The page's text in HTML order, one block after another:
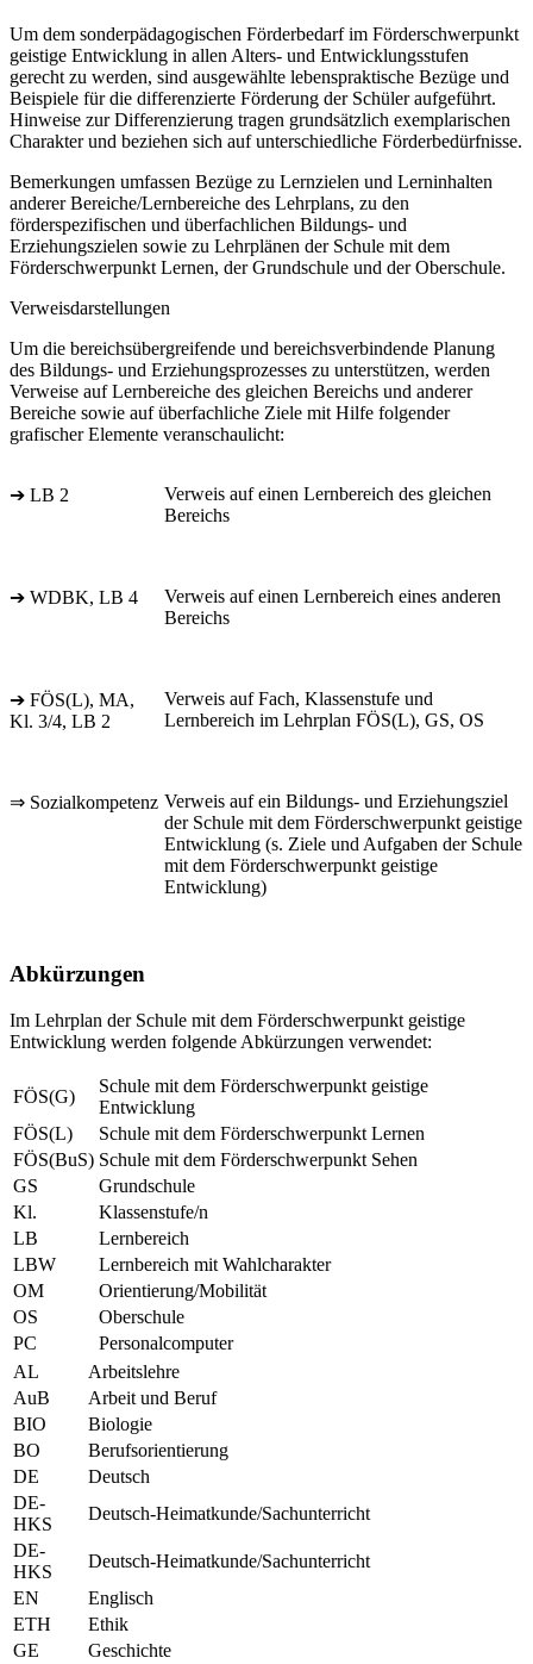
Um dem sonderpädagogischen Förderbedarf im Förderschwerpunkt
geistige Entwicklung in allen Alters- und Entwicklungsstufen
gerecht zu werden, sind ausgewählte lebenspraktische Bezüge und
Beispiele für die differenzierte Förderung der Schüler aufgeführt.
Hinweise zur Differenzierung tragen grundsätzlich exemplarischen
Charakter und beziehen sich auf unterschiedliche Förderbedürfnisse.
Bemerkungen umfassen Bezüge zu Lernzielen und Lerninhalten
anderer Bereiche/Lernbereiche des Lehrplans, zu den
förderspezifischen und überfachlichen Bildungs- und
Erziehungszielen sowie zu Lehrplänen der Schule mit dem
Förderschwerpunkt Lernen, der Grundschule und der Oberschule.
Verweisdarstellungen
Um die bereichsübergreifende und bereichsverbindende Planung
des Bildungs- und Erziehungsprozesses zu unterstützen, werden
Verweise auf Lernbereiche des gleichen Bereichs und anderer
Bereiche sowie auf überfachliche Ziele mit Hilfe folgender
grafischer Elemente veranschaulicht:
➔ LB 2
Verweis auf einen Lernbereich des gleichen
Bereichs
➔ WDBK, LB 4
Verweis auf einen Lernbereich eines anderen
Bereichs
➔ FÖS(L), MA,
Kl. 3/4, LB 2
Verweis auf Fach, Klassenstufe und
Lernbereich im Lehrplan FÖS(L), GS, OS
⇒ Sozialkompetenz Verweis auf ein Bildungs- und Erziehungsziel
der Schule mit dem Förderschwerpunkt geistige
Entwicklung (s. Ziele und Aufgaben der Schule
mit dem Förderschwerpunkt geistige
Entwicklung)
Abkürzungen
Im Lehrplan der Schule mit dem Förderschwerpunkt geistige
Entwicklung werden folgende Abkürzungen verwendet:
FÖS(G)
Schule mit dem Förderschwerpunkt geistige
Entwicklung
FÖS(L)
Schule mit dem Förderschwerpunkt Lernen
FÖS(BuS) Schule mit dem Förderschwerpunkt Sehen
GS
Grundschule
Kl.
Klassenstufe/n
LB
Lernbereich
LBW
Lernbereich mit Wahlcharakter
OM
Orientierung/Mobilität
OS
Oberschule
PC
Personalcomputer
AL
Arbeitslehre
AuB
Arbeit und Beruf
BIO
Biologie
BO
Berufsorientierung
DE
Deutsch
DE-
HKS
Deutsch-Heimatkunde/Sachunterricht
DE-
HKS
Deutsch-Heimatkunde/Sachunterricht
EN
Englisch
ETH
Ethik
GE
Geschichte